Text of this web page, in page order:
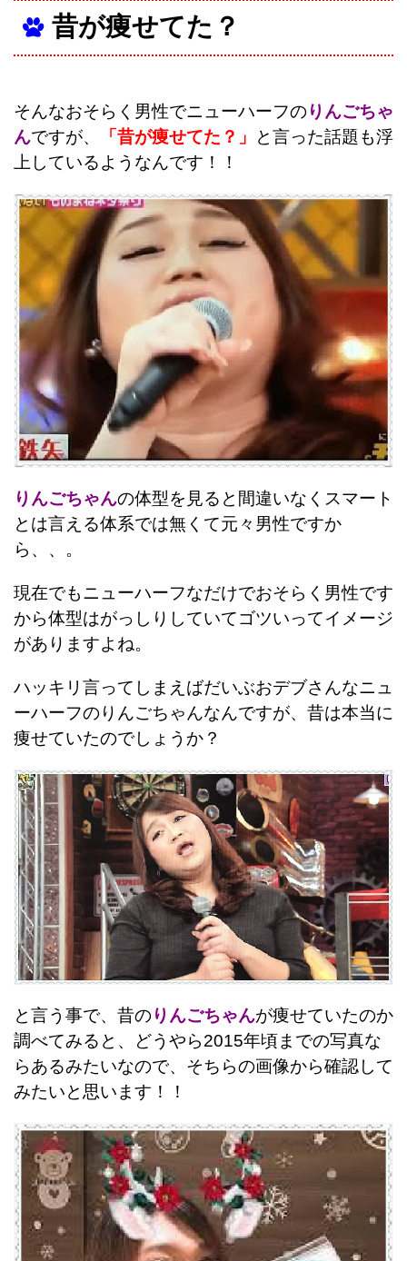
昔が痩せてた？
そんなおそらく男性でニューハーフのりんごちゃ
んですが、 「昔が痩せてた？」
と言った話題も浮
上しているようなんです！！
りんごちゃんの体型を見ると間違いなくスマート
とは言える体系では無くて元々男性ですか
ら、、。
現在でもニューハーフなだけでおそらく男性です
から体型はがっしりしていてゴツいってイメージ
がありますよね。
ハッキリ言ってしまえばだいぶおデブさんなニュ
ーハーフのりんごちゃんなんですが、昔は本当に
痩せていたのでしょうか？
と言う事で、昔のりんごちゃんが痩せていたのか
調べてみると、どうやら2015年頃までの写真な
らあるみたいなので、そちらの画像から確認して
みたいと思います！！